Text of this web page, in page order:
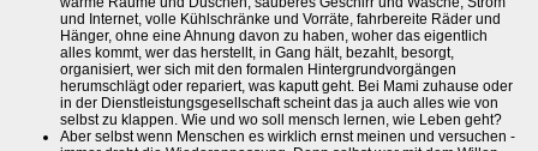
und Internet, volle Kühlschränke und Vorräte, fahrbereite Räder und
Hänger, ohne eine Ahnung davon zu haben, woher das eigentlich
alles kommt, wer das herstellt, in Gang hält, bezahlt, besorgt,
organisiert, wer sich mit den formalen Hintergrundvorgängen
herumschlägt oder repariert, was kaputt geht. Bei Mami zuhause oder
in der Dienstleistungsgesellschaft scheint das ja auch alles wie von
selbst zu klappen. Wie und wo soll mensch lernen, wie Leben geht?
Aber selbst wenn Menschen es wirklich ernst meinen und versuchen -